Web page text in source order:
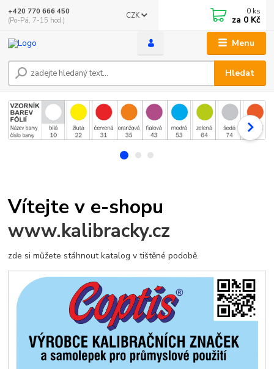
Menu
CZK
Hledat
+420 770 666 450
(Po-Pá, 7-15 hod.)
0 ks
za 0 Kč
Vítejte v e-shopu
www.kalibracky.cz
zde si můžete stáhnout katalog v tištěné podobě.